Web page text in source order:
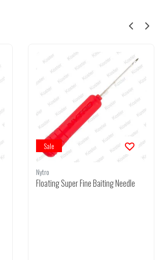
Sale
Nytro
Floating Super Fine Baiting Needle